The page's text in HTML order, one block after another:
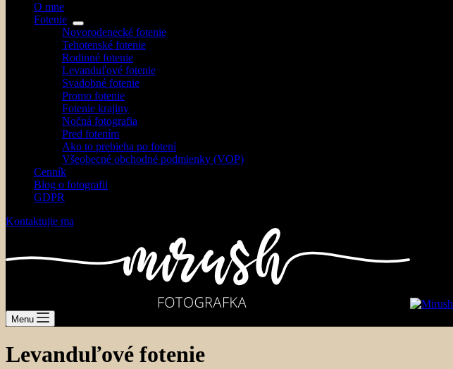
O mne
Fotenie
Novorodenecké fotenie
Tehotenské fotenie
Rodinné fotenie
Levanduľové fotenie
Svadobné fotenie
Promo fotenie
Fotenie krajiny
Nočná fotografia
Pred fotením
Ako to prebieha po fotení
Všeobecné obchodné podmienky (VOP)
Cenník
Blog o fotografii
GDPR
Kontaktujte ma
Menu
Levanduľové fotenie